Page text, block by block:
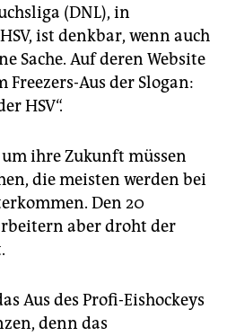
(DNL), in
ist denkbar, wenn auch
Sache. Auf deren Website
Aus der Slogan:
HSV“.
ihre Zukunft müssen
die meisten werden bei
Den 20
aber droht der
Aus des Profi-Eishockeys
denn das